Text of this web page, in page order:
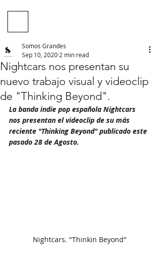
Nightcars nos presentan su
nuevo trabajo visual y videoclip
de "Thinking Beyond".
Somos Grandes
Sep 10, 2020 2 min read
La banda indie pop española Nightcars
nos presentan el videoclip de su más
reciente "Thinking Beyond" publicado este
pasado 28 de Agosto.
Nightcars. "Thinkin Beyond"